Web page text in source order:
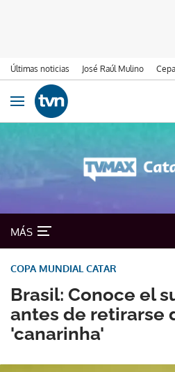
Últimas noticias José Raúl Mulino
Ir al contenido
Obrir navegació
MÁS
Brasil: Conoce el
antes de retirarse
'canarinha'
COPA MUNDIAL CATAR